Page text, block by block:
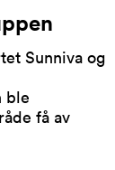
Sunniva og
ble
få av